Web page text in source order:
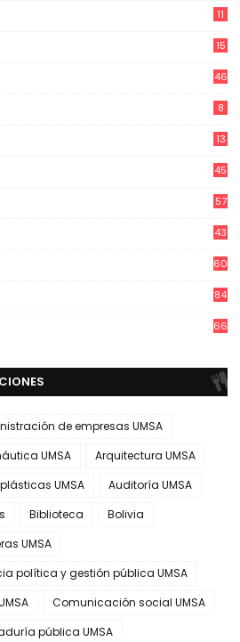
11
15
46
8
13
45
57
43
60
84
66
de empresas UMSA
UMSA
Arquitectura UMSA
UMSA
Auditoría UMSA
Biblioteca
Bolivia
UMSA
política y gestión pública UMSA
Comunicación social UMSA
pública UMSA